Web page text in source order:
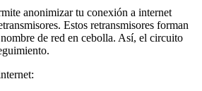
anonimizar tu conexión a internet
Estos retransmisores forman
de red en cebolla. Así, el circuito